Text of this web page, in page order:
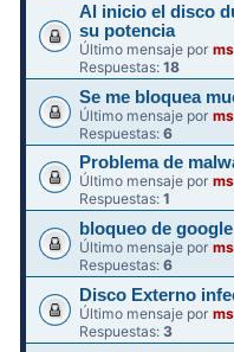
Al inicio el disco
su potencia
Último mensaje por
Respuestas:18
Se me bloquea
Último mensaje por
Respuestas:6
Problema de
Último mensaje por
Respuestas:1
bloqueo de
Último mensaje por
Respuestas:6
Disco Externo
Último mensaje por
Respuestas:3